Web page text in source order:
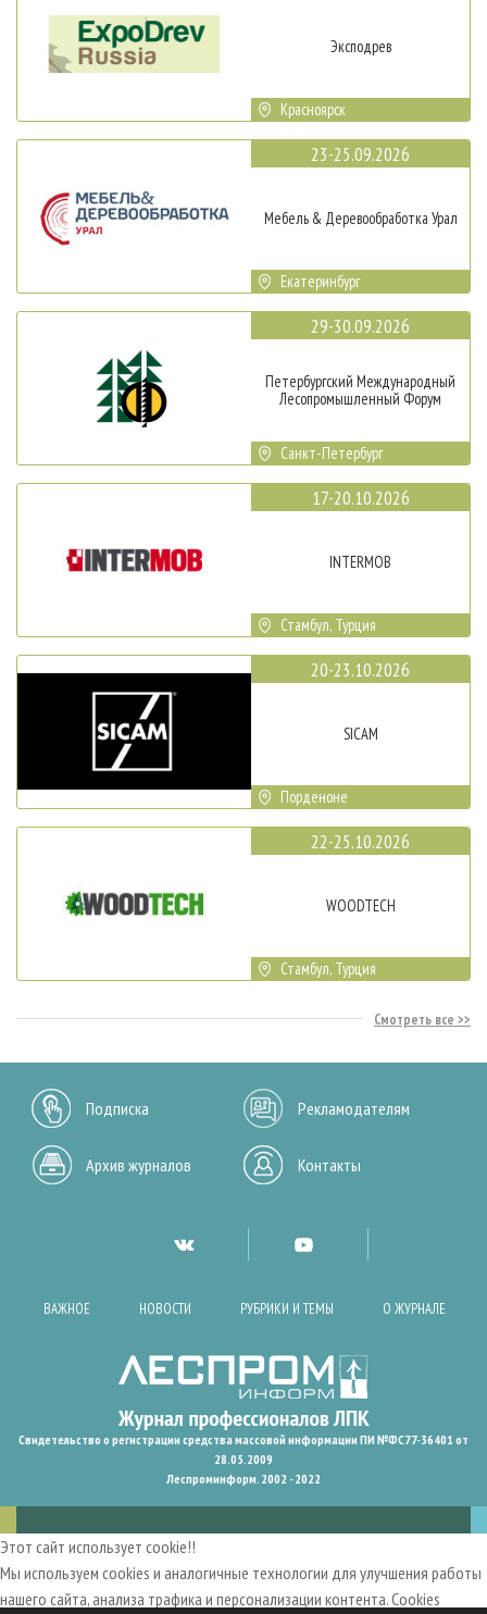
Эксподрев
Красноярск
23-25.09.2026
Мебель & Деревообработка Урал
Екатеринбург
29-30.09.2026
Петербургский Международный
Лесопромышленный Форум
Санкт-Петербург
17-20.10.2026
INTERMOB
Стамбул, Турция
20-23.10.2026
SICAM
Порденоне
22-25.10.2026
WOODTECH
Стамбул, Турция
Смотреть все
Подписка Рекламодателям
Архив журналов Контакты
ВАЖНОЕ НОВОСТИ РУБРИКИ И ТЕМЫ О ЖУРНАЛЕ
Свидетельство о регистрации средства массовой информации ПИ №ФС77-36401 от
28.05.2009
Леспроминформ. 2002 - 2022
Этот сайт использует cookie!!
Мы используем cookies и аналогичные технологии для улучшения работы
нашего сайта, анализа трафика и персонализации контента. Cookies